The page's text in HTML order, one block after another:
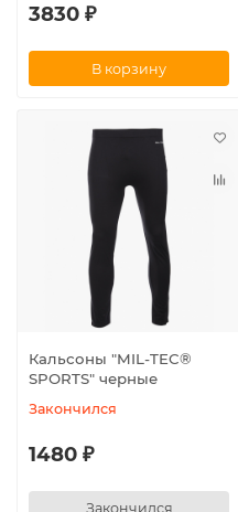
3830 ₽
В корзину
Кальсоны "MIL-TEC®
SPORTS" черные
Закончился
1480 ₽
Закончился